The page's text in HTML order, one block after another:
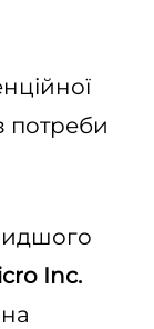
потреби
Inc.